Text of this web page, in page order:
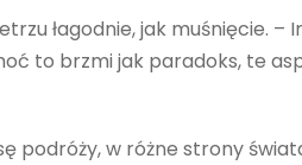
łagodnie, jak muśnięcie. –
to brzmi jak paradoks, te
podróży, w różne strony